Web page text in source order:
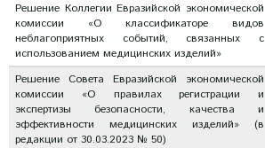
Решение Коллегии Евразийской экономической
комиссии «О классификаторе видов
неблагоприятных событий, связанных с
использованием медицинских изделий»
Решение Совета Евразийской экономической
комиссии «О правилах регистрации и
экспертизы безопасности, качества и
эффективности медицинских изделий» (в
редакции от 30.03.2023 № 50)